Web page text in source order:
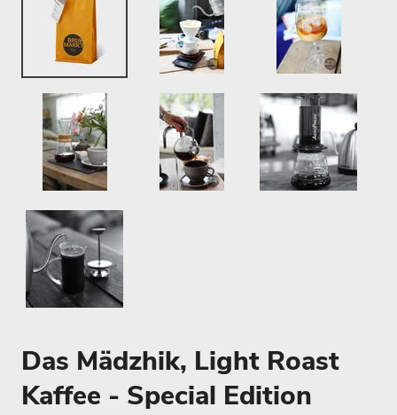
Das Mädzhik, Light Roast
Kaffee - Special Edition